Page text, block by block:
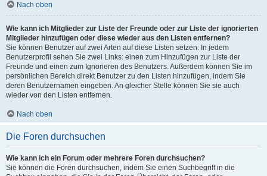
Nach oben
Wie kann ich Mitglieder zur Liste der Freunde oder zur Liste der ignorierten
Mitglieder hinzufügen oder diese wieder aus den Listen entfernen?
Sie können Benutzer auf zwei Arten auf diese Listen setzen: In jedem
Benutzerprofil sehen Sie zwei Links: einen zum Hinzufügen zur Liste der
Freunde und einen zum Ignorieren des Benutzers. Außerdem können Sie im
persönlichen Bereich direkt Benutzer zu den Listen hinzufügen, indem Sie
deren Benutzernamen eingeben. An gleicher Stelle können Sie sie auch
wieder von den Listen entfernen.
Nach oben
Die Foren durchsuchen
Wie kann ich ein Forum oder mehrere Foren durchsuchen?
Sie können die Foren durchsuchen, indem Sie einen Suchbegriff in die